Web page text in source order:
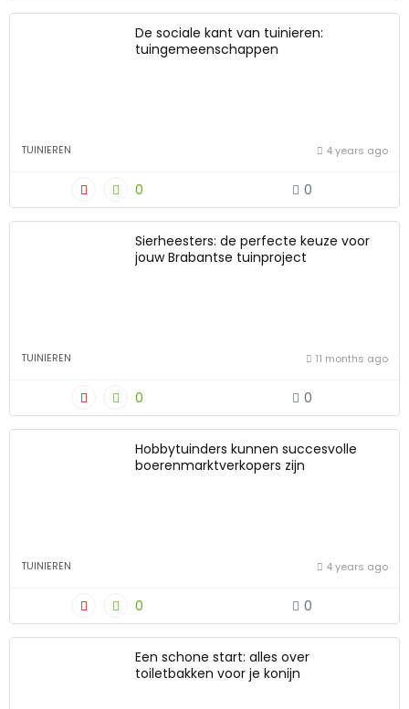
De sociale kant van tuinieren:
tuingemeenschappen
TUINIEREN 4 years ago
0 0
Sierheesters: de perfecte keuze voor
jouw Brabantse tuinproject
TUINIEREN 11 months ago
0 0
Hobbytuinders kunnen succesvolle
boerenmarktverkopers zijn
TUINIEREN 4 years ago
0 0
Een schone start: alles over
toiletbakken voor je konijn